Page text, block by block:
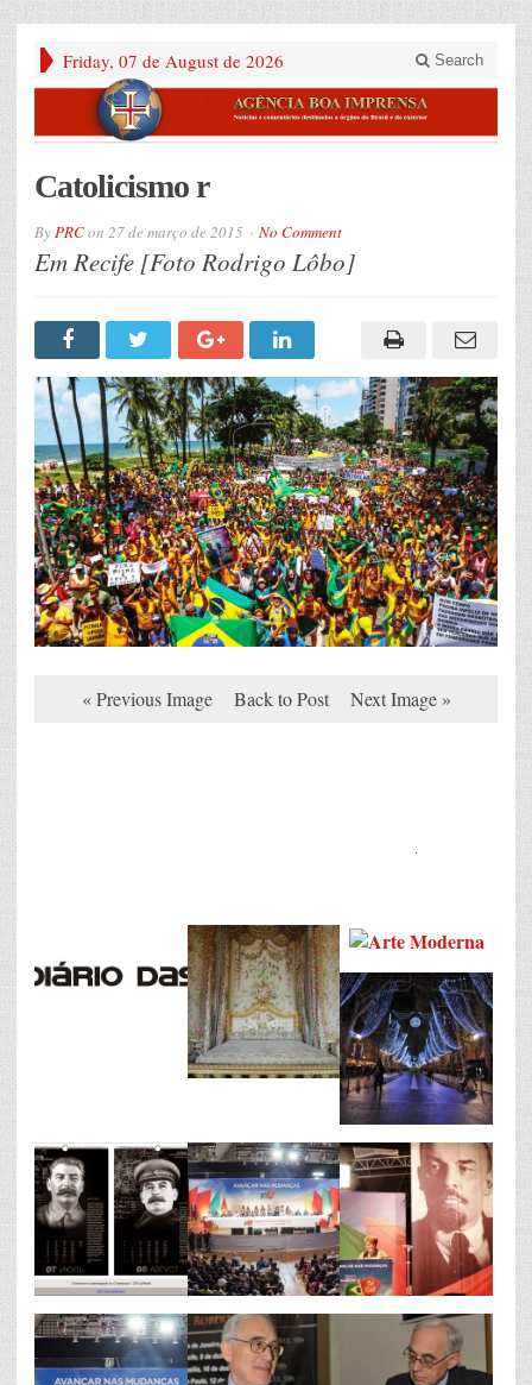
Friday, 07 de August de 2026 Search
Catolicismo r
ByPRCon 27 de março de 2015 No Comment
Em Recife [Foto Rodrigo Lôbo]
« Previous Image Back to Post Next Image »